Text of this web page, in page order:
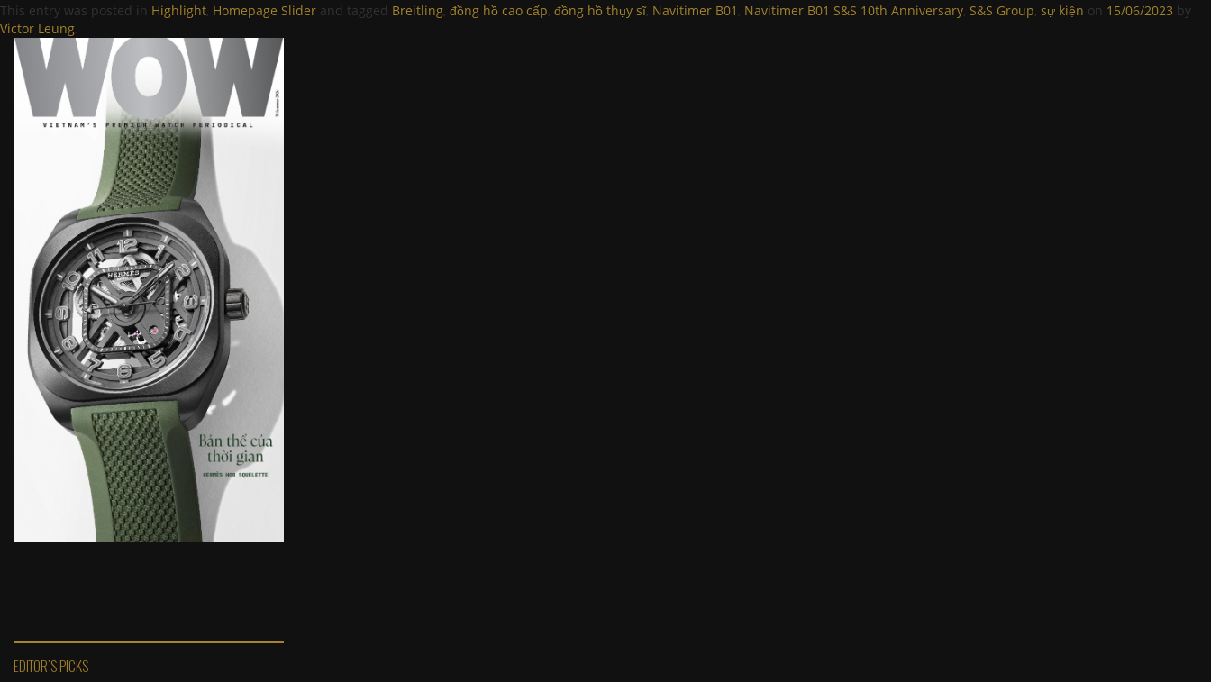
This entry was posted in Highlight, Homepage Slider and tagged Breitling, đồng hồ cao cấp, đồng hồ thụy sĩ, Navitimer B01 , Navitimer B01 S&S 10th Anniversary, S&S Group, sự kiện on 15/06/2023 by
Victor Leung.
EDITOR'S PICKS